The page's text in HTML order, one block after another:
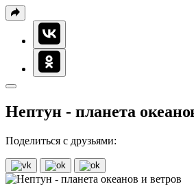
Нептун - планета
Поделиться с друзьями: